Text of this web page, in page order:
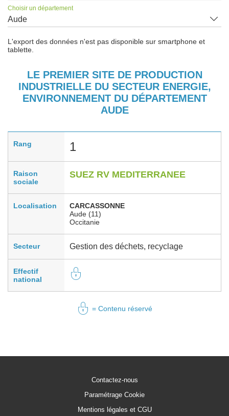
Choisir un département
Aude
L'export des données n'est pas disponible sur smartphone et
tablette.
LE PREMIER SITE DE PRODUCTION
INDUSTRIELLE DU SECTEUR ENERGIE,
ENVIRONNEMENT DU DÉPARTEMENT
AUDE
Rang 1
Raison
sociale
SUEZ RV MEDITERRANEE
Localisation
CARCASSONNE
Aude (11)
Occitanie
Secteur Gestion des déchets, recyclage
Effectif
national
= Contenu réservé
Contactez-nous
Paramétrage Cookie
Mentions légales et CGU